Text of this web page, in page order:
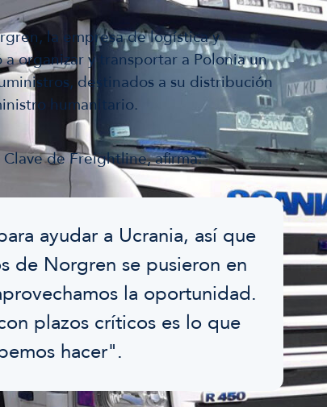
la empresa de logística y
a organizar y transportar a Polonia un
destinados a su distribución
humanitario.
Clave de Freightline, afirma:
ayudar a Ucrania, así que
de Norgren se pusieron en
la oportunidad.
plazos críticos es lo que
hacer".